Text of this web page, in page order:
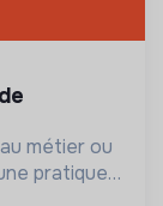
métier ou
pratique